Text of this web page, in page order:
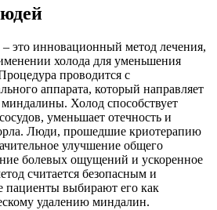
это инновационный метод лечения,
холода для уменьшения
проводится с
аппарата, который направляет
Холод способствует
уменьшает отечность и
Люди, прошедшие криотерапию
улучшение общего
болевых ощущений и ускоренное
считается безопасным и
выбирают его как
удалению миндалин.